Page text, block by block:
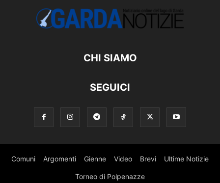
CHI SIAMO
SEGUICI
Comuni Argomenti Gienne Video Brevi Ultime Notizie
Torneo di Polpenazze